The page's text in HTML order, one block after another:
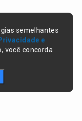
semelhantes
e
você concorda